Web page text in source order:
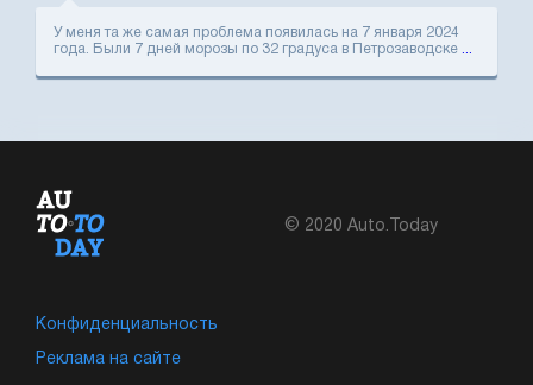
У меня та же самая проблема появилась на 7 января 2024
года. Были 7 дней морозы по 32 градуса в Петрозаводске ...
© 2020 Auto.Today
Конфиденциальность
Реклама на сайте